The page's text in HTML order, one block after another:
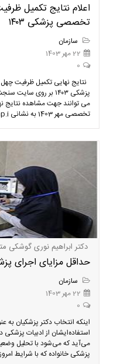
اعلام نتایج تکمیل
تخصصی پزشکی ۱۴۰۳
سازمان
22 مهر 1403
0
نتایج نهایی تکمیل ظرفیت
پزشکی ۱۴۰۳ بر روی
می توانند جهت مشاهده نتایج
تخصصی مهر 1403 به نشانی sanjeshp.i...
دکتر ابراهیم نوری
حداقل مزایای اجرای
سازمان
22 مهر 1403
0
اینکه انتخاب دکتر پزشکیان
استفاده‌ایشان از ادبیات
می‌آید که می‌شود با تحلیل
پزشکی خانواده که با شرایط